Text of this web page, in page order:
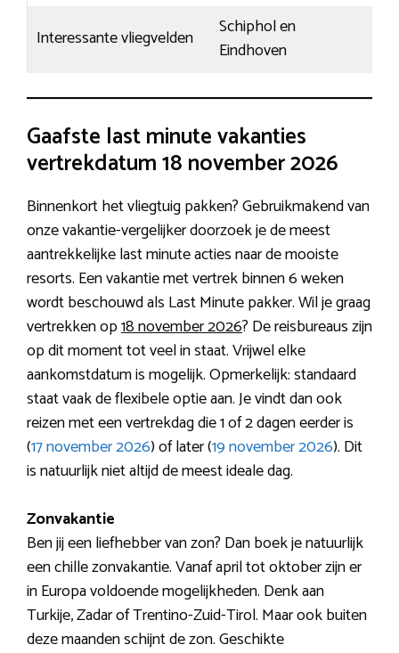
Interessante vliegvelden
Schiphol en
Eindhoven
Gaafste last minute vakanties
vertrekdatum 18 november 2026
Binnenkort het vliegtuig pakken? Gebruikmakend van
onze vakantie-vergelijker doorzoek je de meest
aantrekkelijke last minute acties naar de mooiste
resorts. Een vakantie met vertrek binnen 6 weken
wordt beschouwd als Last Minute pakker. Wil je graag
vertrekken op18 november 2026? De reisbureaus zijn
op dit moment tot veel in staat. Vrijwel elke
aankomstdatum is mogelijk. Opmerkelijk: standaard
staat vaak de flexibele optie aan. Je vindt dan ook
reizen met een vertrekdag die 1 of 2 dagen eerder is
(17 november 2026) of later (19 november 2026). Dit
is natuurlijk niet altijd de meest ideale dag.
Zonvakantie
Ben jij een liefhebber van zon? Dan boek je natuurlijk
een chille zonvakantie. Vanaf april tot oktober zijn er
in Europa voldoende mogelijkheden. Denk aan
Turkije, Zadar of Trentino-Zuid-Tirol. Maar ook buiten
deze maanden schijnt de zon. Geschikte